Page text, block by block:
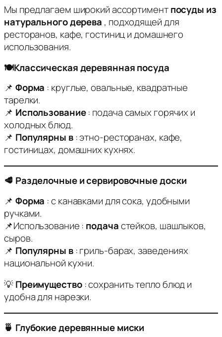
Мы предлагаем широкий ассортиментпосуды из
натурального дерева , подходящей для
ресторанов, кафе, гостиниц и домашнего
использования.
🍽️Классическая деревянная посуда
📌 Форма : круглые, овальные, квадратные
тарелки.
📌 Использование: подача самых горячих и
холодных блюд.
📌 Популярны в: этно-ресторанах, кафе,
гостиницах, домашних кухнях.
🥩 Разделочные и сервировочные доски
📌 Форма : с канавками для сока, удобными
ручками.
📌Использование : подачастейков, шашлыков,
сыров.
📌 Популярны в: гриль-барах, заведениях
национальной кухни.
💡Преимущество: сохранить тепло блюд и
удобна для нарезки.
🍵 Глубокие деревянные миски